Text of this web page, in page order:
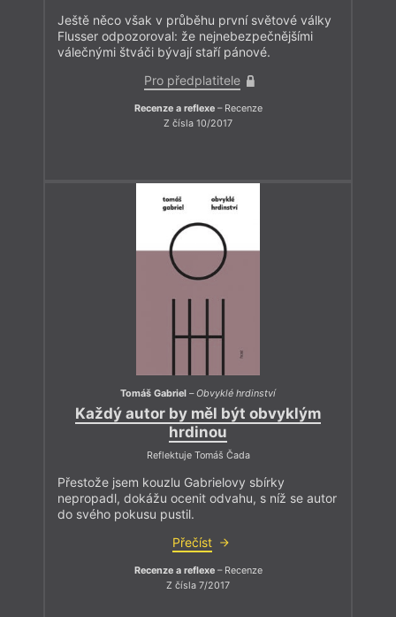
Ještě něco však v průběhu první světové války
Flusser odpozoroval: že nejnebezpečnějšími
válečnými štváči bývají staří pánové.
Pro předplatitele
Recenze a reflexe– Recenze
Z čísla 10/2017
Tomáš Gabriel –Obvyklé hrdinství
Každý autor by měl být obvyklým
hrdinou
Reflektuje Tomáš Čada
Přestože jsem kouzlu Gabrielovy sbírky
nepropadl, dokážu ocenit odvahu, s níž se autor
do svého pokusu pustil.
Přečíst
Recenze a reflexe– Recenze
Z čísla 7/2017